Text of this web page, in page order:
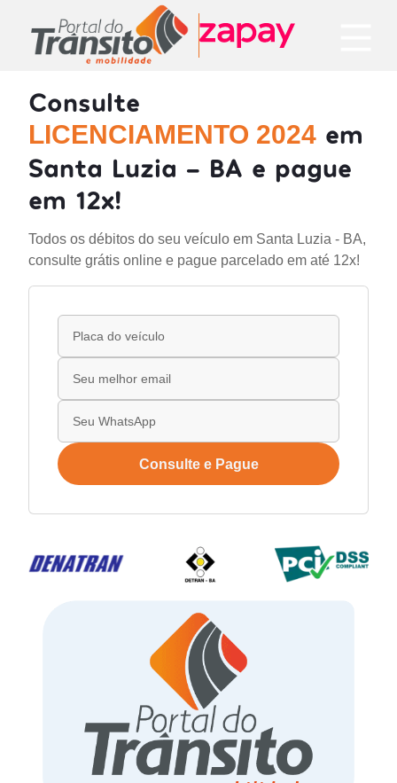
Consulte
LICENCIAMENTO 2024 em
Santa Luzia - BA e pague
em 12x!
Todos os débitos do seu veículo em Santa Luzia - BA,
consulte grátis online e pague parcelado em até 12x!
Consulte e Pague